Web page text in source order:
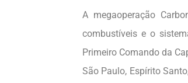
A megaoperação
combustíveis e o
Primeiro Comando da
São Paulo, Espírito